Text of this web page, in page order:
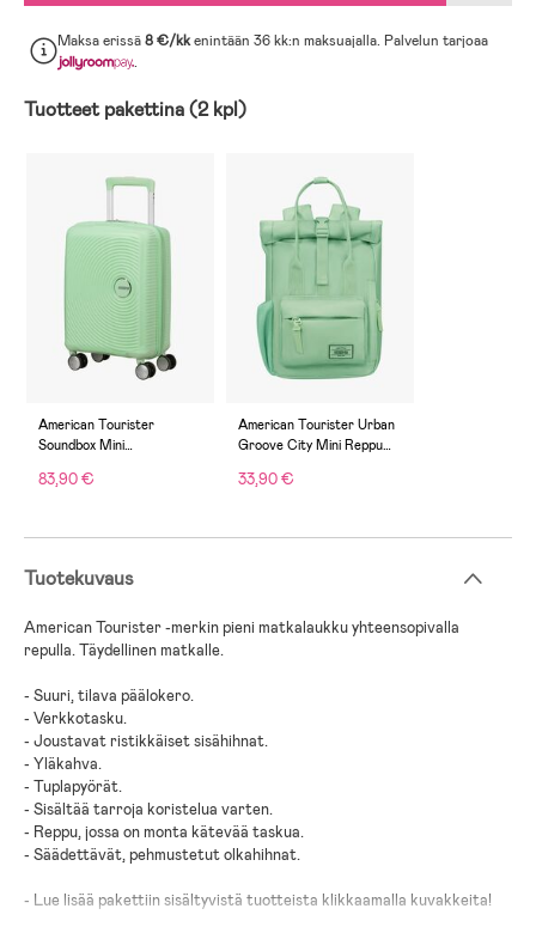
Maksa erissä8 €/kkenintään 36 kk:n maksuajalla. Palvelun tarjoaa
.
Tuotteet pakettina (2 kpl)
American Tourister
Soundbox Mini
Green
83,90 €
American Tourister Urban
Groove City Mini Reppu
33,90 €
Tuotekuvaus
American Tourister -merkin pieni matkalaukku yhteensopivalla
repulla. Täydellinen matkalle.
- Suuri, tilava päälokero.
- Verkkotasku.
- Joustavat ristikkäiset sisähihnat.
- Yläkahva.
- Tuplapyörät.
- Sisältää tarroja koristelua varten.
- Reppu, jossa on monta kätevää taskua.
- Säädettävät, pehmustetut olkahihnat.
- Lue lisää pakettiin sisältyvistä tuotteista klikkaamalla kuvakkeita!